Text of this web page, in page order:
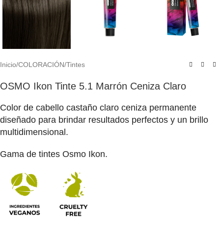
Inicio/COLORACIÓN/Tintes
OSMO Ikon Tinte 5.1 Marrón Ceniza Claro
Color de cabello castaño claro ceniza permanente
diseñado para brindar resultados perfectos y un brillo
multidimensional.
Gama de tintes Osmo Ikon.